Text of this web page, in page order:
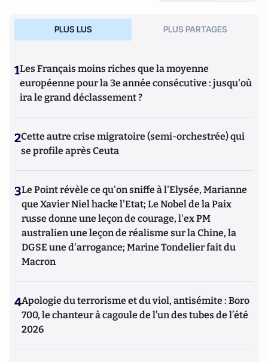
PLUS LUS PLUS PARTAGES
1Les Français moins riches que la moyenne
européenne pour la 3e année consécutive : jusqu'où
ira le grand déclassement ?
2Cette autre crise migratoire (semi-orchestrée) qui
se profile après Ceuta
3Le Point révèle ce qu'on sniffe à l'Elysée, Marianne
que Xavier Niel hacke l'Etat; Le Nobel de la Paix
russe donne une leçon de courage, l'ex PM
australien une leçon de réalisme sur la Chine, la
DGSE une d'arrogance; Marine Tondelier fait du
Macron
4Apologie du terrorisme et du viol, antisémite : Boro
700, le chanteur à cagoule de l’un des tubes de l’été
2026